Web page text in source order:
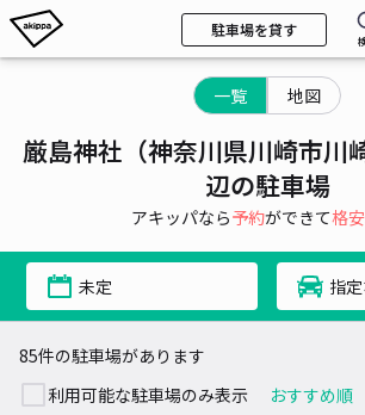
駐車場を貸す
一覧 地図
厳島神社（神奈川県川崎市川
辺の駐車場
アキッパなら予約ができて格
未定 指
85件の駐車場があります
利用可能な駐車場のみ表示